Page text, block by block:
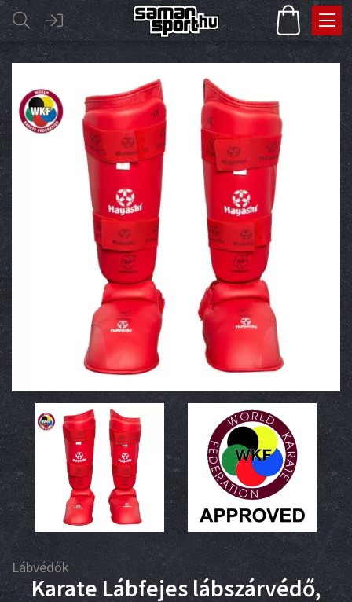
Lábvédők
Karate Lábfejes lábszárvédő,